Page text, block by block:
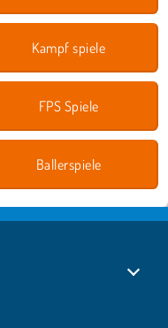
Kampf spiele
FPS Spiele
Ballerspiele